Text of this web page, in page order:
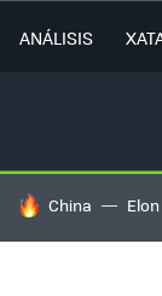
ANÁLISIS
HOY SE HABLA
China